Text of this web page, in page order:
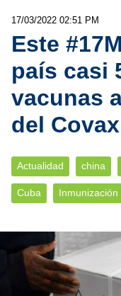
17/03/2022 02:51 PM
Este
país casi
vacunas
del Covax
Actualidad china
Cuba Inmunización